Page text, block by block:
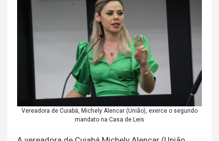
Vereadora de Cuiabá, Michely Alencar (União), exerce o segundo
mandato na Casa de Leis